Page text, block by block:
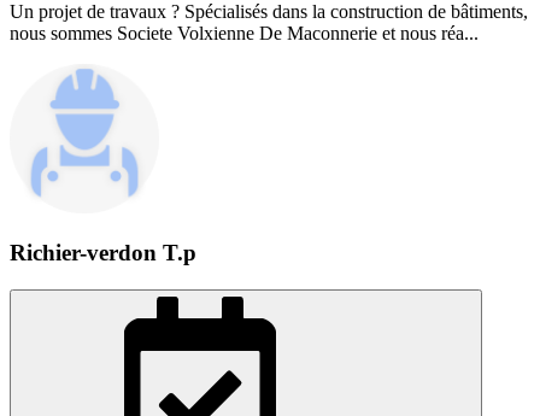
Un projet de travaux ? Spécialisés dans la construction de bâtiments,
nous sommes Societe Volxienne De Maconnerie et nous réa...
Richier-verdon T.p